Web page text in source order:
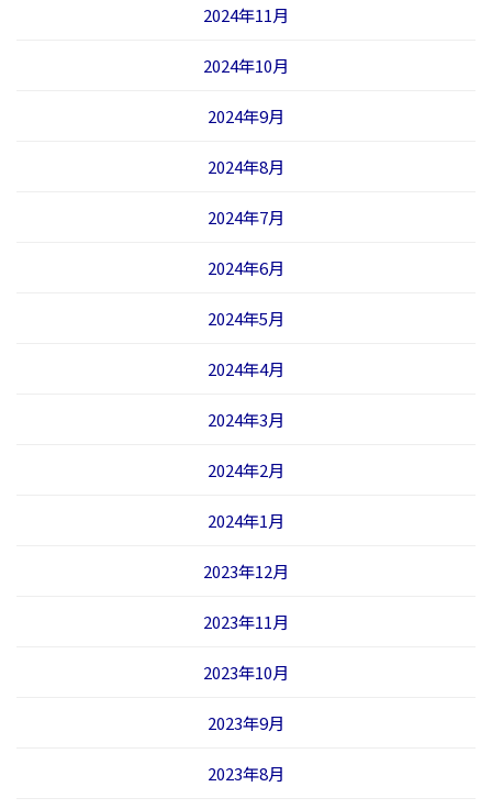
2024年11月
2024年10月
2024年9月
2024年8月
2024年7月
2024年6月
2024年5月
2024年4月
2024年3月
2024年2月
2024年1月
2023年12月
2023年11月
2023年10月
2023年9月
2023年8月